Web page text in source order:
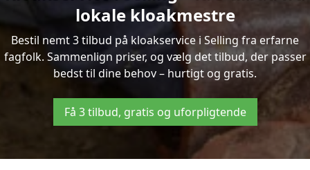
lokale kloakmestre
Bestil nemt 3 tilbud på kloakservice i Selling fra erfarne
fagfolk. Sammenlign priser, og vælg det tilbud, der passer
bedst til dine behov – hurtigt og gratis.
Få 3 tilbud, gratis og uforpligtende